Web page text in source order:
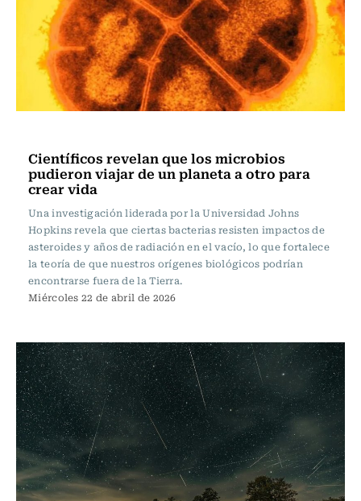
Científicos revelan que los microbios
pudieron viajar de un planeta a otro para
crear vida
Una investigación liderada por la Universidad Johns
Hopkins revela que ciertas bacterias resisten impactos de
asteroides y años de radiación en el vacío, lo que fortalece
la teoría de que nuestros orígenes biológicos podrían
encontrarse fuera de la Tierra.
Miércoles 22 de abril de 2026